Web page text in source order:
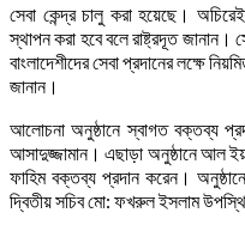
সেবা কেন্দ্র চালু করা হয়েছে।
স্থাপন করা হবে বলে রাষ্ট্রদূত জানান।
বাংলাদেশীদের সেবা প্রদানের লক্ষে
জানান।
আলোচনা অনুষ্ঠানে স্বাগত বক্তব্য
আসাদুজ্জামান। এছাড়া অনুষ্ঠানে আল
ফাহিম বক্তব্য প্রদান করেন।
দ্বিতীয় সচিব মো: ফখরুল ইসলাম